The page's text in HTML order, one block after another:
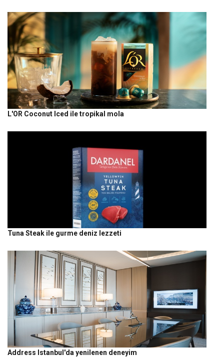
L'OR Coconut Iced ile tropikal mola
Tuna Steak ile gurme deniz lezzeti
Address Istanbul'da yenilenen deneyim